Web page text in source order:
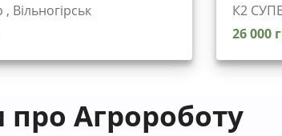
Вільногірськ
К2
26 000
Агророботу